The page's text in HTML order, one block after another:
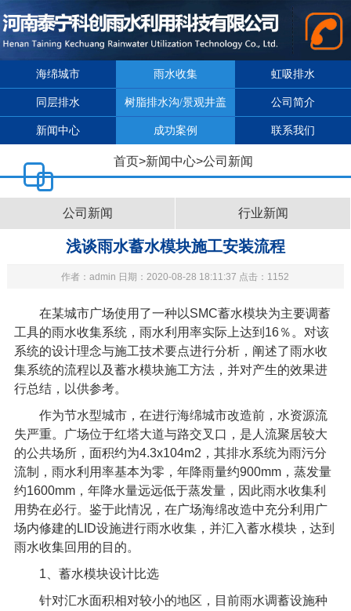
海绵城市 雨水收集 虹吸排水
同层排水 树脂排水沟/景观井盖 公司简介
新闻中心 成功案例 联系我们
首页>新闻中心>公司新闻
公司新闻 行业新闻
浅谈雨水蓄水模块施工安装流程
作者：admin 日期：2020-08-28 18:11:37 点击：1152
在某城市广场使用了一种以SMC蓄水模块为主要调蓄
工具的雨水收集系统，雨水利用率实际上达到 16％。对该
系统的设计理念与施工技术要点进行分析，阐述了雨水收
集系统的流程以及蓄水模块施工方法，并对产生的效果进
行总结，以供参考。
作为节水型城市，在进行海绵城市改造前，水资源流
失严重。广场位于红塔大道与路交叉口，是人流聚居较大
的公共场所，面积约为4.3x104m2 ，其排水系统为雨污分
流制，雨水利用率基本为零，年降雨量约900mm，蒸发量
约1600mm，年降水量远远低于蒸发量，因此雨水收集利
用势在必行。鉴于此情况，在广场海绵改造中充分利用广
场内修建的 LID设施进行雨水收集，并汇入蓄水模块，达到
雨水收集回用的目的。
1 、蓄水模块设计比选
针对汇水面积相对较小的地区，目前雨水调蓄设施种